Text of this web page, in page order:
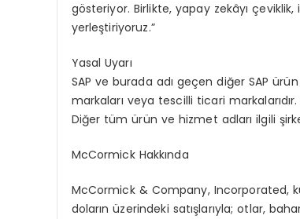
gösteriyor. Birlikte, yapay zekâyı çeviklik,
yerleştiriyoruz.”
Yasal Uyarı
SAP ve burada adı geçen diğer SAPürün
markaları veya tescilli ticari markalarıdır
Diğer tümürün ve hizmet adları ilgili
McCormick Hakkında
McCormick & Company, Incorporated, k
doların üzerindeki satışlarıyla; otlar,